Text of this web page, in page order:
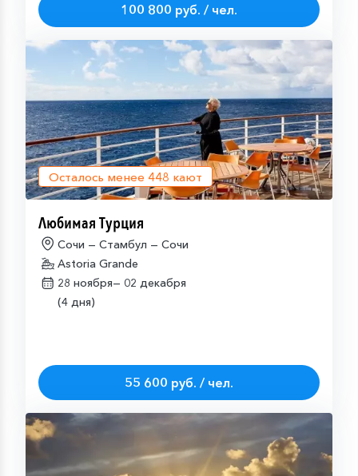
100 800 руб. / чел.
Осталось менее 448 кают
Любимая Турция
Сочи — Стамбул — Сочи
Astoria Grande
28 ноября— 02 декабря
(4 дня)
55 600 руб. / чел.